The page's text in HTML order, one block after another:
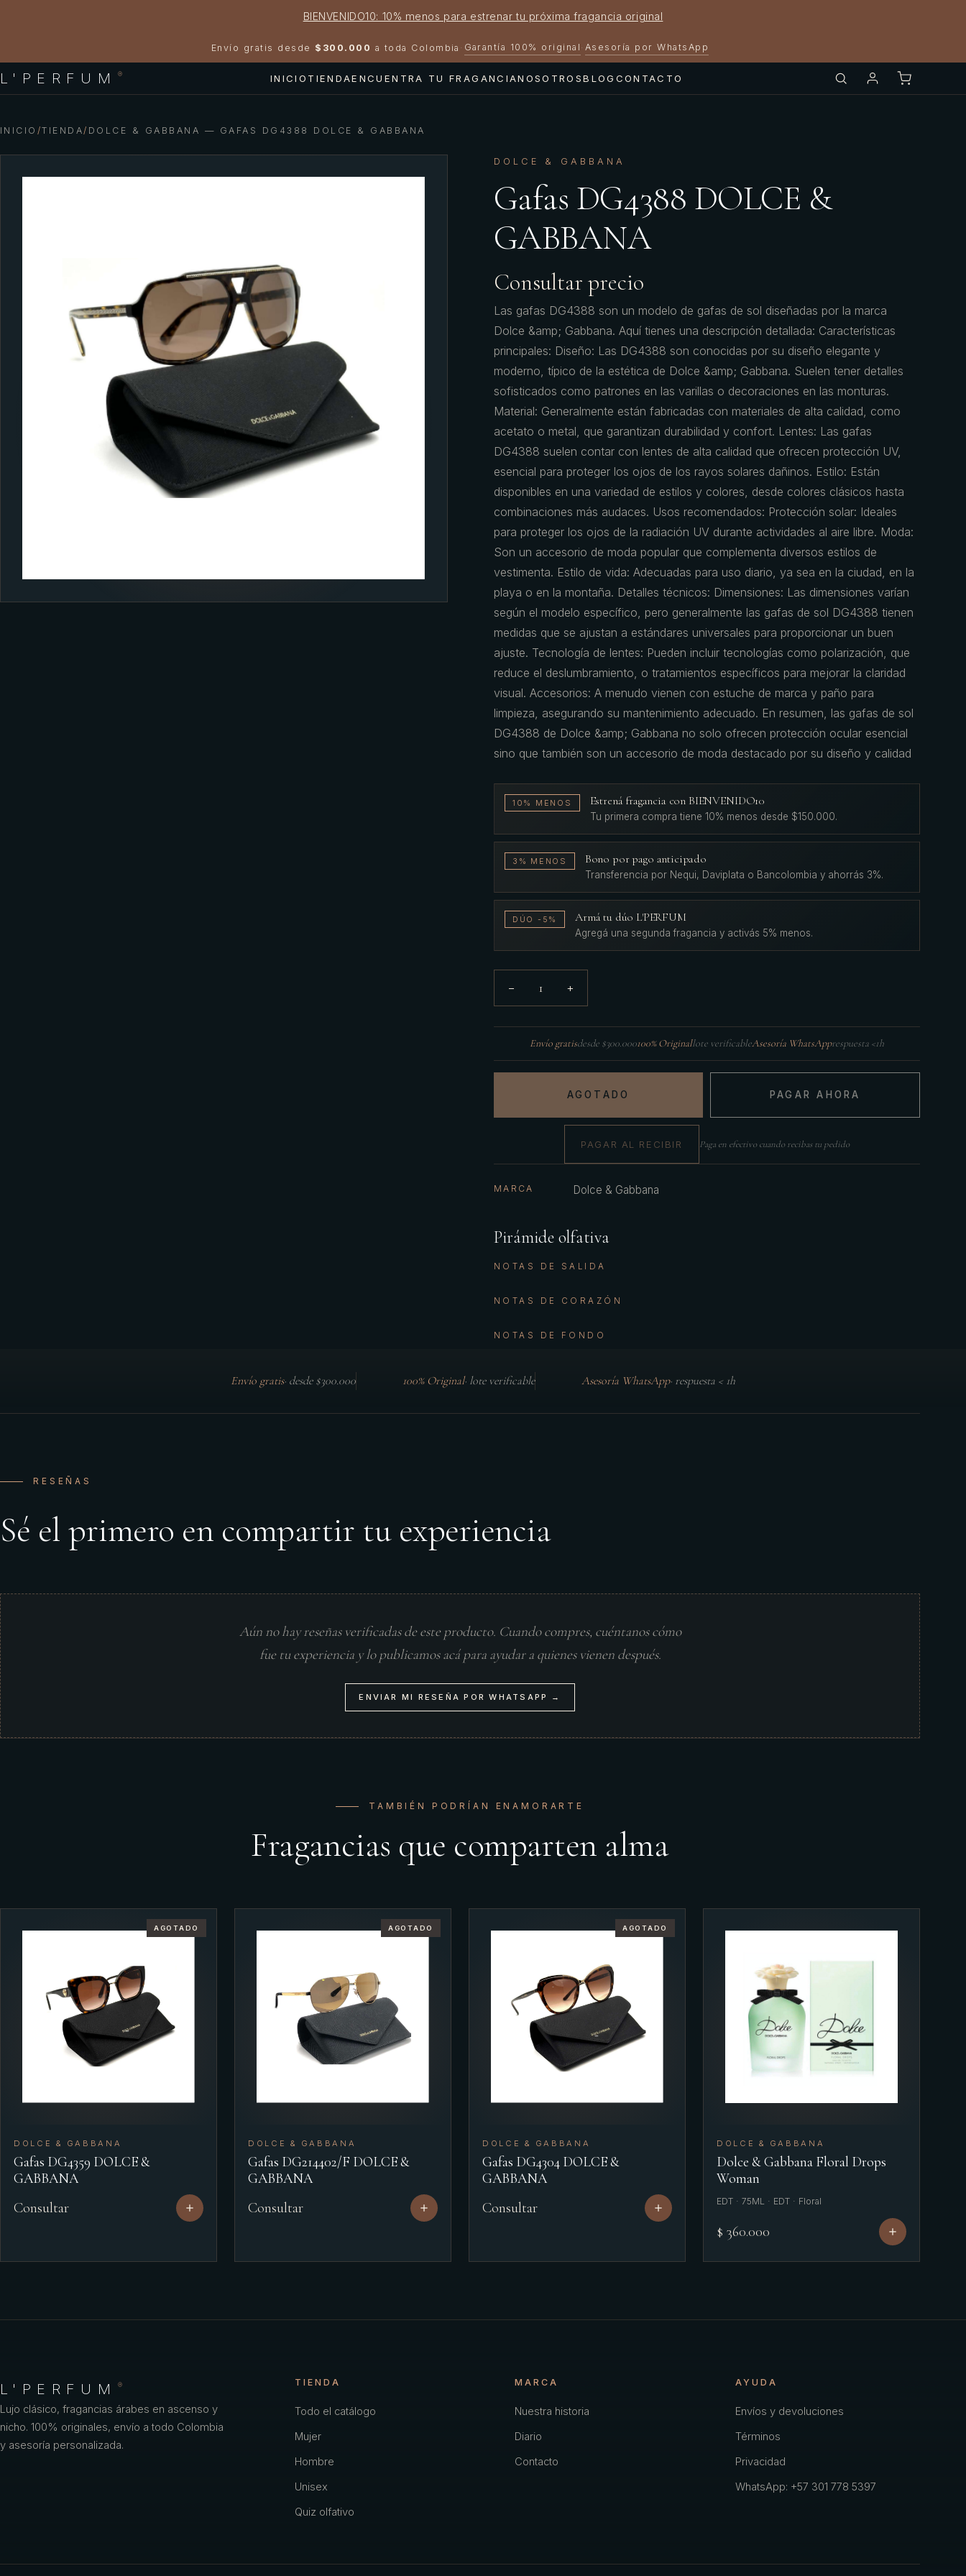
BIENVENIDO10: 10% menos para estrenar tu próxima fragancia original
Envío gratis desde $300.000 a toda Colombia · Garantía 100% original · Asesoría por WhatsApp
L'PERFUM ® INICIO TIENDAENCUENTRA TU FRAGANCIANOSOTROSBLOG CONTACTO
INICIO /TIENDA/ DOLCE & GABBANA — GAFAS DG4388 DOLCE & GABBANA
DOLCE & GABBANA
Gafas DG4388 DOLCE &
GABBANA
Consultar precio
Las gafas DG4388 son un modelo de gafas de sol diseñadas por la marca
Dolce &amp; Gabbana. Aquí tienes una descripción detallada: Características
principales: Diseño: Las DG4388 son conocidas por su diseño elegante y
moderno, típico de la estética de Dolce &amp; Gabbana. Suelen tener detalles
sofisticados como patrones en las varillas o decoraciones en las monturas.
Material: Generalmente están fabricadas con materiales de alta calidad, como
acetato o metal, que garantizan durabilidad y confort. Lentes: Las gafas
DG4388 suelen contar con lentes de alta calidad que ofrecen protección UV,
esencial para proteger los ojos de los rayos solares dañinos. Estilo: Están
disponibles en una variedad de estilos y colores, desde colores clásicos hasta
combinaciones más audaces. Usos recomendados: Protección solar: Ideales
para proteger los ojos de la radiación UV durante actividades al aire libre. Moda:
Son un accesorio de moda popular que complementa diversos estilos de
vestimenta. Estilo de vida: Adecuadas para uso diario, ya sea en la ciudad, en la
playa o en la montaña. Detalles técnicos: Dimensiones: Las dimensiones varían
según el modelo específico, pero generalmente las gafas de sol DG4388 tienen
medidas que se ajustan a estándares universales para proporcionar un buen
ajuste. Tecnología de lentes: Pueden incluir tecnologías como polarización, que
reduce el deslumbramiento, o tratamientos específicos para mejorar la claridad
visual. Accesorios: A menudo vienen con estuche de marca y paño para
limpieza, asegurando su mantenimiento adecuado. En resumen, las gafas de sol
DG4388 de Dolce &amp; Gabbana no solo ofrecen protección ocular esencial
sino que también son un accesorio de moda destacado por su diseño y calidad
10% MENOS Estrená fragancia con BIENVENIDO10
Tu primera compra tiene 10% menos desde $150.000.
3% MENOS Bono por pago anticipado
Transferencia por Nequi, Daviplata o Bancolombia y ahorrás 3%.
DÚO -5% Armá tu dúo L'PERFUM
Agregá una segunda fragancia y activás 5% menos.
− 1 +
Envío gratisdesde $300.000100% Originallote verificableAsesoría WhatsApprespuesta <1h
AGOTADO PAGAR AHORA
PAGAR AL RECIBIR Paga en efectivo cuando recibas tu pedido
MARCA Dolce & Gabbana
Pirámide olfativa
NOTAS DE SALIDA
NOTAS DE CORAZÓN
NOTAS DE FONDO
Envío gratis· desde $300.000 100% Original· lote verificable Asesoría WhatsApp· respuesta < 1h
RESEÑAS
Sé el primero en compartir tu experiencia
Aún no hay reseñas verificadas de este producto. Cuando compres, cuéntanos cómo
fue tu experiencia y lo publicamos acá para ayudar a quienes vienen después.
ENVIAR MI RESEÑA POR WHATSAPP →
TAMBIÉN PODRÍAN ENAMORARTE
Fragancias que comparten alma
AGOTADO
DOLCE & GABBANA
Gafas DG4359 DOLCE &
GABBANA
Consultar
AGOTADO
DOLCE & GABBANA
Gafas DG214402/F DOLCE &
GABBANA
Consultar
AGOTADO
DOLCE & GABBANA
Gafas DG4304 DOLCE &
GABBANA
Consultar
DOLCE & GABBANA
Dolce & Gabbana Floral Drops
Woman
EDT · 75ML · EDT · Floral
$ 360.000
L'PERFUM ®
Lujo clásico, fragancias árabes en ascenso y
nicho. 100% originales, envío a todo Colombia
y asesoría personalizada.
TIENDA
Todo el catálogo
Mujer
Hombre
Unisex
Quiz olfativo
MARCA
Nuestra historia
Diario
Contacto
AYUDA
Envíos y devoluciones
Términos
Privacidad
WhatsApp: +57 301 778 5397